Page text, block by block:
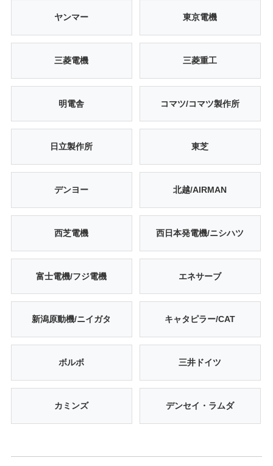
ヤンマー 東京電機
三菱電機 三菱重工
明電舎 コマツ/コマツ製作所
日立製作所 東芝
デンヨー 北越/AIRMAN
西芝電機 西日本発電機/ニシハツ
富士電機/フジ電機 エネサーブ
新潟原動機/ニイガタ キャタピラー/CAT
ボルボ 三井ドイツ
カミンズ デンセイ・ラムダ